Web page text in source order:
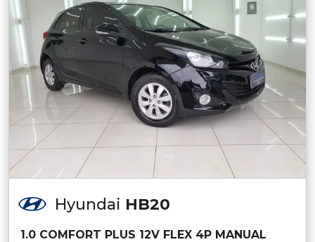
Hyundai HB20
1.0 COMFORT PLUS 12V FLEX 4P MANUAL